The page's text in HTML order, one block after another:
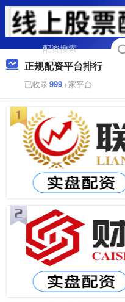
正规配资平台排行
已收录999+家平台